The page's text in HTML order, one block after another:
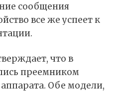
сообщения
все же успеет к
что в
преемником
Обе модели,